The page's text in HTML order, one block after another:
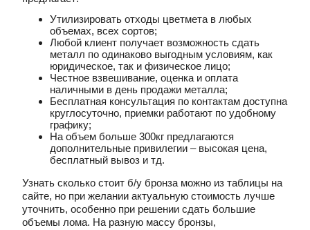
Утилизировать отходы цветмета в любых
объемах, всех сортов;
Любой клиент получает возможность сдать
металл по одинаково выгодным условиям, как
юридическое, так и физическое лицо;
Честное взвешивание, оценка и оплата
наличными в день продажи металла;
Бесплатная консультация по контактам доступна
круглосуточно, приемки работают по удобному
графику;
На объем больше 300кг предлагаются
дополнительные привилегии – высокая цена,
бесплатный вывоз и тд.
Узнать сколько стоит б/у бронза можно из таблицы на
сайте, но при желании актуальную стоимость лучше
уточнить, особенно при решении сдать большие
объемы лома. На разную массу бронзы,